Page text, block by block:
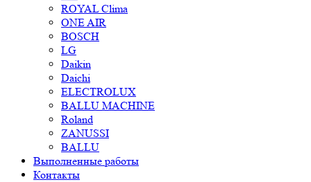
ROYAL Clima
ONE AIR
BOSCH
LG
Daikin
Daichi
ELECTROLUX
BALLU MACHINE
Roland
ZANUSSI
BALLU
Выполненные работы
Контакты